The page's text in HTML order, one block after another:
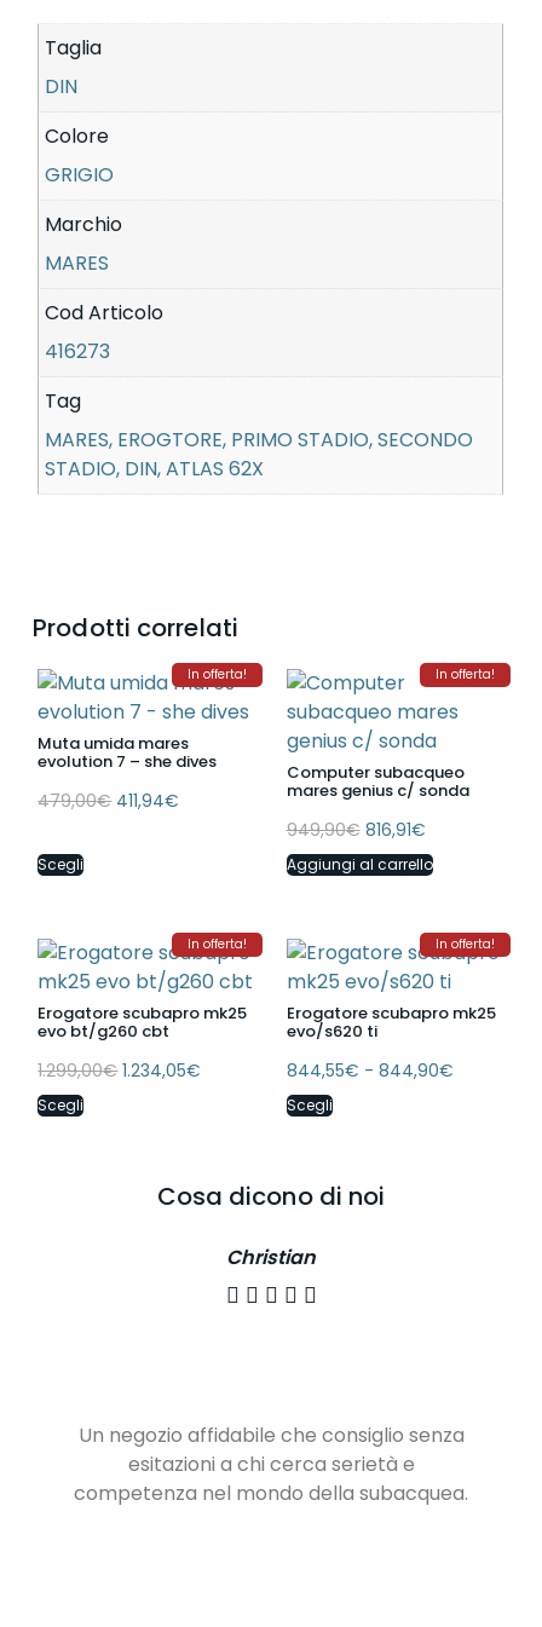
Taglia
DIN
Colore
GRIGIO
Marchio
MARES
Cod Articolo
416273
Tag
MARES, EROGTORE, PRIMO STADIO, SECONDO
STADIO, DIN, ATLAS 62X
Prodotti correlati
In offerta!
Muta umida mares
evolution 7 – she dives
479,00€ 411,94€
Scegli
In offerta!
Computer subacqueo
mares genius c/ sonda
949,90€ 816,91€
Aggiungi al carrello
In offerta!
Erogatore scubapro mk25
evo bt/g260 cbt
1.299,00€ 1.234,05€
Scegli
In offerta!
Erogatore scubapro mk25
evo/s620 ti
844,55€ - 844,90€
Scegli
Cosa dicono di noi
Christian
    
Un negozio affidabile che consiglio senza
esitazioni a chi cerca serietà e
competenza nel mondo della subacquea.